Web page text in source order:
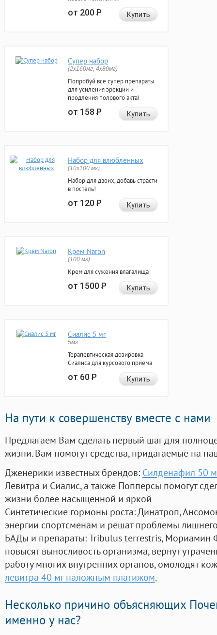
от 200Р Купить
Супер набор
(2х160мг, 4х80мг)
Попробуй все супер препараты
для усиления эрекции и
продления полового акта!
от 158Р Купить
Набор для влюбленных
(10х100 мг)
Набор для двоих, добавь страсти
в постель!
от 120Р Купить
Крем Naron
(100 мг)
Крем для сужения влагалища
от 1500Р Купить
Сиалис 5 мг
5мг
Терапевтическая дозировка
Сиалиса для курсового приема
от 60Р Купить
На пути к совершенству вместе с нами
Предлагаем Вам сделать первый шаг для
жизни. Вам помогут средства, придагаемые на
Дженерики известных брендов: Силденафил 50
Левитра и Сиалис, а также Попперсы помогут
жизни более насыщенной и яркой
Синтетические гормоны роста: Динатроп,
энергии спортсменам и решат проблемы
БАДы и препараты:Tribulus terrestris, Мориамин
повысят выносливость организма, вернут
работу многих внутренних органов, омолодят
левитра 40 мг наложным платижом.
Несколько причино объясняющих
именно у нас?